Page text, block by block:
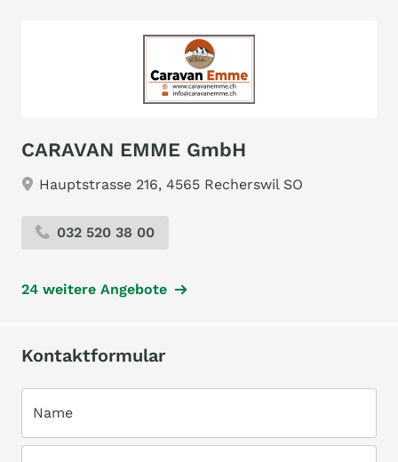
CARAVAN EMME GmbH
Hauptstrasse 216, 4565 Recherswil SO
032 520 38 00
24 weitere Angebote
Kontaktformular
Name